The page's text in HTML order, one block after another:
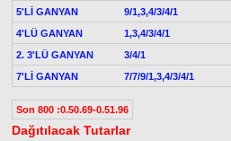
5'Lİ GANYAN
9/1,3,4/3/4/1
4'LÜ GANYAN
1,3,4/3/4/1
2. 3'LÜ GANYAN
3/4/1
7'Lİ GANYAN
7/7/9/1,3,4/3/4/1
Son 800 :0.50.69-0.51.96
Dağıtılacak Tutarlar